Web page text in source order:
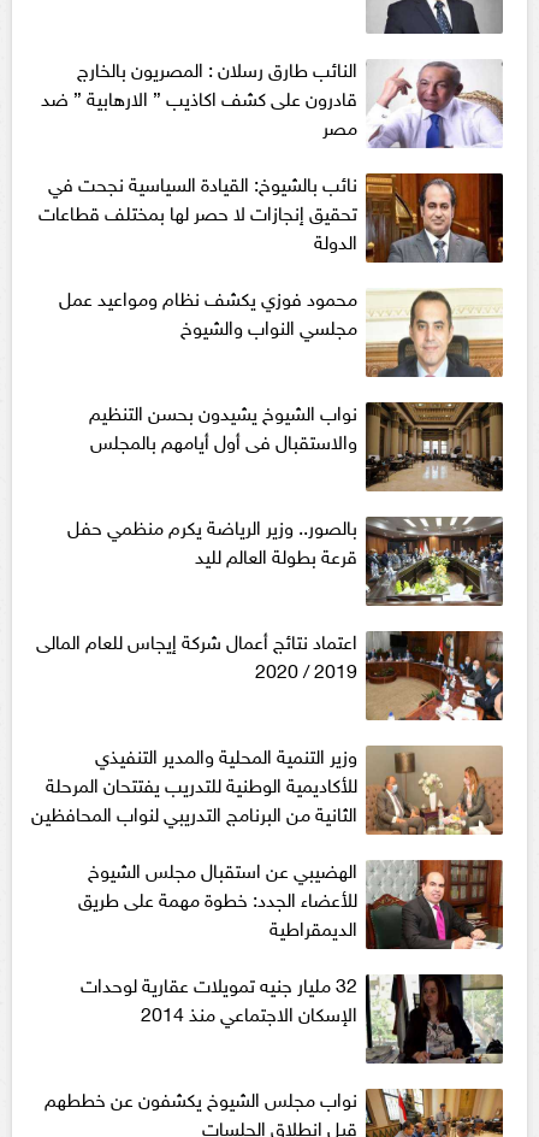
النائب طارق رسلان : المصريون بالخارج
قادرون على كشف اكاذيب ” الارهابية ” ضد
مصر
نائب بالشيوخ: القيادة السياسية نجحت في
تحقيق إنجازات لا حصر لها بمختلف قطاعات
الدولة
محمود فوزي يكشف نظام ومواعيد عمل
مجلسي النواب والشيوخ
نواب الشيوخ يشيدون بحسن التنظيم
والاستقبال فى أول أيامهم بالمجلس
بالصور.. وزير الرياضة يكرم منظمي حفل
قرعة بطولة العالم لليد
اعتماد نتائج أعمال شركة إيجاس للعام المالى
2019 / 2020
وزير التنمية المحلية والمدير التنفيذي
للأكاديمية الوطنية للتدريب يفتتحان المرحلة
الثانية من البرنامج التدريبي لنواب المحافظين
الهضيبي عن استقبال مجلس الشيوخ
للأعضاء الجدد: خطوة مهمة على طريق
الديمقراطية
32 مليار جنيه تمويلات عقارية لوحدات
الإسكان الاجتماعي منذ 2014
نواب مجلس الشيوخ يكشفون عن خططهم
قبل انطلاق الجلسات